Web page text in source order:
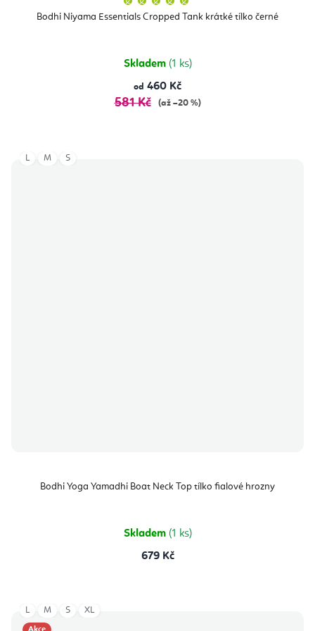
Bodhi Niyama Essentials Cropped Tank krátké tílko černé
produktu
je
Skladem (1 ks)
od 460 Kč
581 Kč (až –20 %)
Bodhi Yoga Yamadhi Boat Neck Top tílko fialové hrozny
Skladem (1 ks)
679 Kč
L M S
L M S XL